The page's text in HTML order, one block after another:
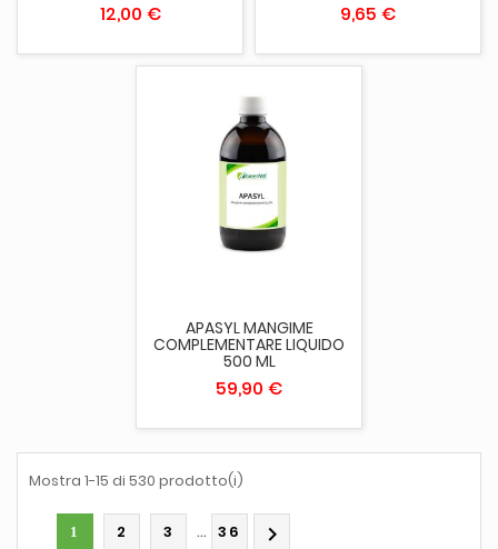
12,00 € 9,65 €
APASYL MANGIME
COMPLEMENTARE LIQUIDO
500 ML
59,90 €
Mostra 1-15 di 530 prodotto(i)
1 2 3 … 36 